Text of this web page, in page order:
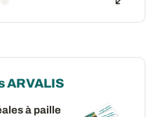
ARVALIS
à paille